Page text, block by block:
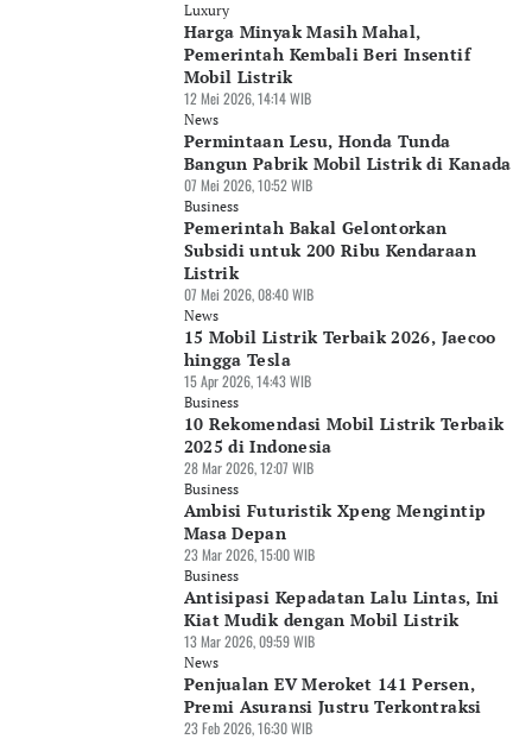
Luxury
Harga Minyak Masih Mahal,
Pemerintah Kembali Beri Insentif
Mobil Listrik
12 Mei 2026, 14:14 WIB
News
Permintaan Lesu, Honda Tunda
Bangun Pabrik Mobil Listrik di Kanada
07 Mei 2026, 10:52 WIB
Business
Pemerintah Bakal Gelontorkan
Subsidi untuk 200 Ribu Kendaraan
Listrik
07 Mei 2026, 08:40 WIB
News
15 Mobil Listrik Terbaik 2026, Jaecoo
hingga Tesla
15 Apr 2026, 14:43 WIB
Business
10 Rekomendasi Mobil Listrik Terbaik
2025 di Indonesia
28 Mar 2026, 12:07 WIB
Business
Ambisi Futuristik Xpeng Mengintip
Masa Depan
23 Mar 2026, 15:00 WIB
Business
Antisipasi Kepadatan Lalu Lintas, Ini
Kiat Mudik dengan Mobil Listrik
13 Mar 2026, 09:59 WIB
News
Penjualan EV Meroket 141 Persen,
Premi Asuransi Justru Terkontraksi
23 Feb 2026, 16:30 WIB